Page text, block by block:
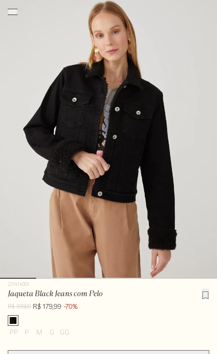
221414001
Jaqueta Black Jeans com Pelo
R$ 599,00 R$ 179,99 -70%
PP P M G GG